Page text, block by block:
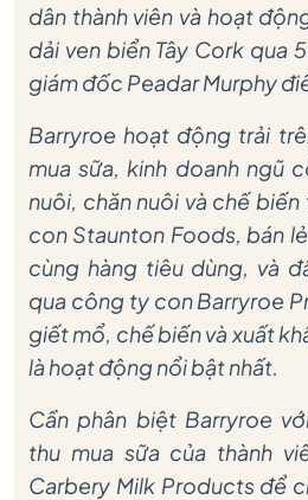
dân thành viên và hoạt
dải ven biển Tây Cork qua
giám đốc Peadar Murphy
Barryroe hoạt động trải
mua sữa, kinh doanh ngũ
nuôi, chăn nuôi và chế
con Staunton Foods, bán
cùng hàng tiêu dùng, và
qua công ty con Barryroe
giết mổ, chế biến và xuất
là hoạt động nổi bật nhất.
Cần phân biệt Barryroe
thu mua sữa của thành
Carbery Milk Products để